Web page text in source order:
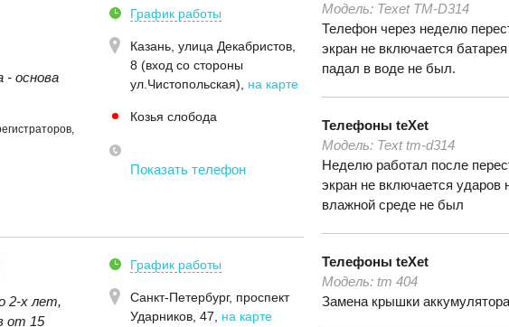
основа
График работы
Казань, улица Декабристов,
8 (вход со стороны
ул.Чистопольская)
на карте
Козья слобода
Показать телефон
2-x лет,
от 15
График работы
Санкт-Петербург, проспект
Ударников, 47
на карте
Модель: Texet TM-D314
Телефон через неделю
экран не включается
падал в воде не был.
Телефоны teXet
Модель: Text tm-d314
Неделю работал после
экран не включается ударов
влажной среде не был
Телефоны teXet
Модель: tm 404
Замена крышки